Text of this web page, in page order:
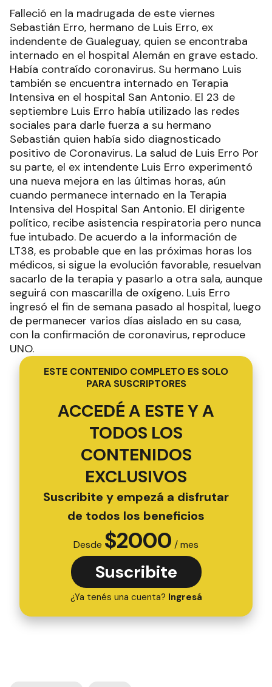
Falleció en la madrugada de este viernes
Sebastián Erro, hermano de Luis Erro, ex
indendente de Gualeguay, quien se encontraba
internado en el hospital Alemán en grave estado.
Había contraído coronavirus. Su hermano Luis
también se encuentra internado en Terapia
Intensiva en el hospital San Antonio. El 23 de
septiembre Luis Erro había utilizado las redes
sociales para darle fuerza a su hermano
Sebastián quien había sido diagnosticado
positivo de Coronavirus. La salud de Luis Erro Por
su parte, el ex intendente Luis Erro experimentó
una nueva mejora en las últimas horas, aún
cuando permanece internado en la Terapia
Intensiva del Hospital San Antonio. El dirigente
político, recibe asistencia respiratoria pero nunca
fue intubado. De acuerdo a la información de
LT38, es probable que en las próximas horas los
médicos, si sigue la evolución favorable, resuelvan
sacarlo de la terapia y pasarlo a otra sala, aunque
seguirá con mascarilla de oxígeno. Luis Erro
ingresó el fin de semana pasado al hospital, luego
de permanecer varios días aislado en su casa,
con la confirmación de coronavirus, reproduce
UNO.
ESTE CONTENIDO COMPLETO ES SOLO
PARA SUSCRIPTORES
ACCEDÉ A ESTE Y A
TODOS LOS
CONTENIDOS
EXCLUSIVOS
Suscribite y empezá a disfrutar
de todos los beneficios
Desde $2000 / mes
Suscribite
¿Ya tenés una cuenta? Ingresá